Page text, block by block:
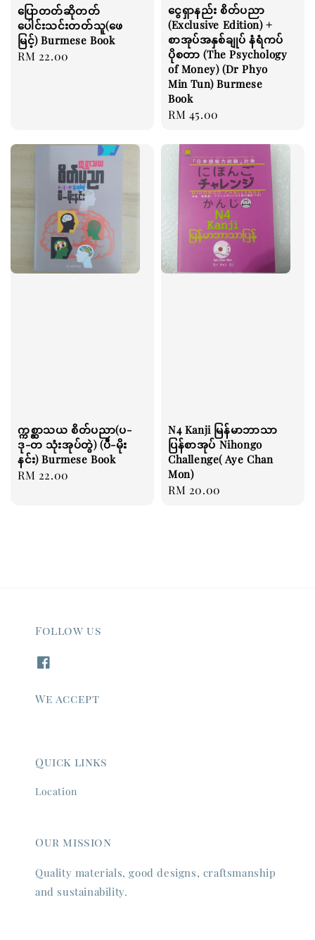
ပြောတတ်ဆိုတတ်
ပေါင်းသင်းတတ်သူ(ဖေ
မြင့်) Burmese Book
Regular
RM 22.00
ငွေရှာနည်း စိတ်ပညာ
(Exclusive Edition) +
စာအုပ်အနှစ်ချုပ် နံရံကပ်
ပိုစတာ (The Psychology
of Money) (Dr Phyo
Min Tun) Burmese
Book
Regular
RM 45.00
က္ကစ္ဆာသယ စိတ်ပညာ(ပ-
ဒု-တ သုံးအုပ်တွဲ) (ပီ-မိုး
နင်း) Burmese Book
Regular
RM 22.00
N4 Kanji မြန်မာဘာသာ
ပြန်စာအုပ် Nihongo
Challenge( Aye Chan
Mon)
Regular
RM 20.00
Follow us
We accept
Quick links
Location
Our mission
Quality materials, good designs, craftsmanship
and sustainability.